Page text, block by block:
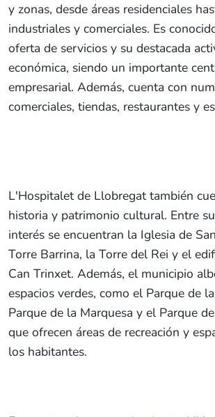
y zonas, desde áreas residenciales
industriales y comerciales. Es
oferta de servicios y su destacada
económica, siendo un importante
empresarial. Además, cuenta con
comerciales, tiendas, restaurantes y
L'Hospitalet de Llobregat también
historia y patrimonio cultural. Entre
interés se encuentran la Iglesia de
Torre Barrina, la Torre del Rei y el
Can Trinxet. Además, el municipio
espacios verdes, como el Parque de
Parque de la Marquesa y el Parque
que ofrecen áreas de recreación y
los habitantes.